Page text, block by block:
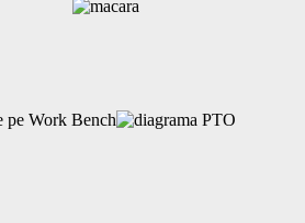
pe Work Bench